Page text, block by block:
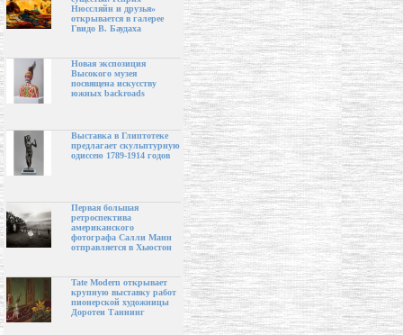
Нюссляйн и друзья»
открывается в галерее
Гвидо В. Баудаха
Новая экспозиция
Высокого музея
посвящена искусству
южных backroads
Выставка в Глиптотеке
предлагает скульптурную
одиссею 1789-1914 годов
Первая большая
ретроспектива
американского
фотографа Салли Манн
отправляется в Хьюстон
Tate Modern открывает
крупную выставку работ
пионерской художницы
Доротеи Таннинг